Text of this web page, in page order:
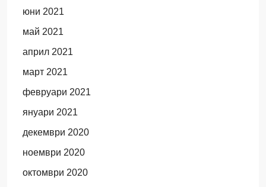
юни 2021
май 2021
април 2021
март 2021
февруари 2021
януари 2021
декември 2020
ноември 2020
октомври 2020